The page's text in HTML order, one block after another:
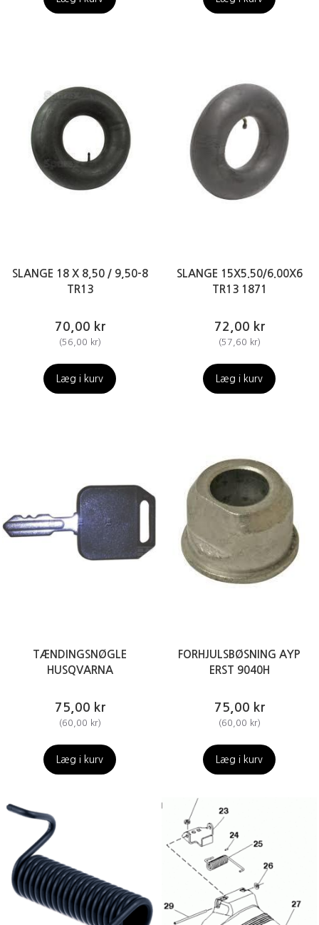
SLANGE 18 X 8,50 / 9,50-8
TR13
70,00 kr
(56,00 kr)
Læg i kurv
SLANGE 15X5.50/6.00X6
TR13 1871
72,00 kr
(57,60 kr)
Læg i kurv
TÆNDINGSNØGLE
HUSQVARNA
75,00 kr
(60,00 kr)
Læg i kurv
FORHJULSBØSNING AYP
ERST 9040H
75,00 kr
(60,00 kr)
Læg i kurv